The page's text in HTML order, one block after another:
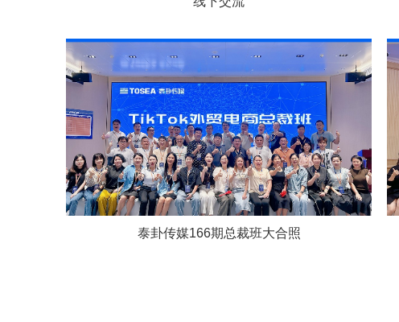
泰卦传媒166期总裁班大合照